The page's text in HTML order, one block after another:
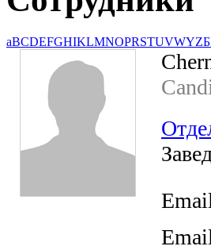
aBCDEFGHIKLMNOPRSTUVWYZБ